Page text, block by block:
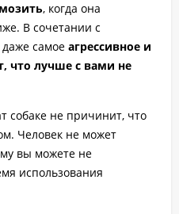
, когда она
В сочетании с
самое агрессивное и
что лучше с вами не
собаке не причинит, что
Человек не может
вы можете не
использования